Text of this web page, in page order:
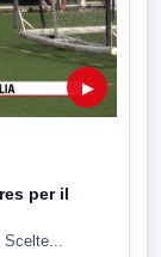
▶
per il
Scelte...